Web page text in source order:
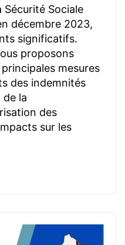
Sécurité Sociale
décembre 2023,
significatifs.
proposons
mesures
des indemnités
la
des
sur les